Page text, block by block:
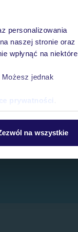
personalizowania
naszej stronie oraz
wpłynąć na niektóre
jednak
prywatności
na wszystkie